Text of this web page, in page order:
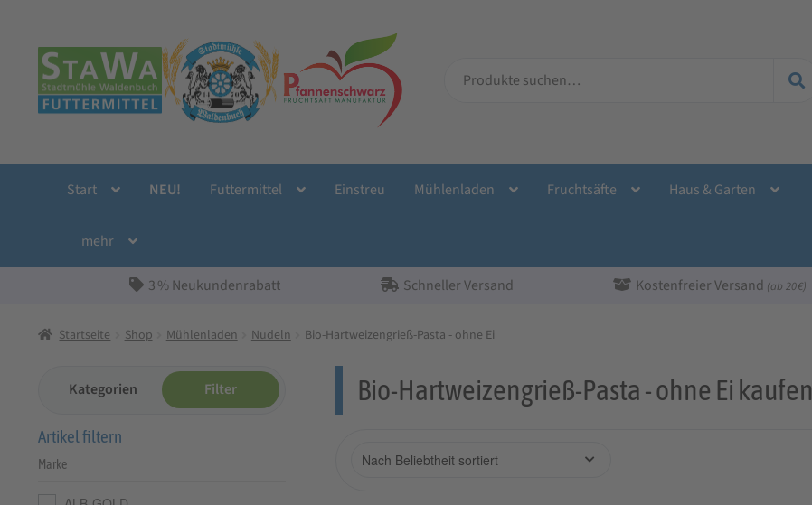
Navigation
springen
Inhalt
springen
nach:
Start NEU! Futtermittel Einstreu Mühlenladen Fruchtsäfte Haus & Garten
mehr
3 % Neukundenrabatt Schneller Versand Kostenfreier Versand (ab 20 €)
Startseite Shop Mühlenladen Nudeln Bio-Hartweizengrieß-Pasta - ohne Ei
Bio-Hartweizengrieß-Pasta - ohne Ei kaufen
Kategorien Filter
Artikel filtern
Marke